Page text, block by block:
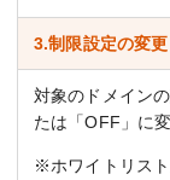
3.制限設定の変更
対象のドメイン
たは「OFF」に
※ホワイトリスト